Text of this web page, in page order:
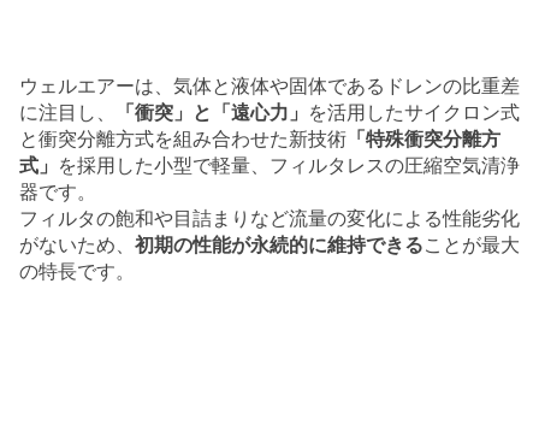
ウェルエアーは、気体と液体や固体であるドレンの比重差
に注目し、
「衝突」と「遠心力」 を活用したサイクロン式
と衝突分離方式を組み合わせた新技術 「特殊衝突分離方
式」 を採用した小型で軽量、フィルタレスの圧縮空気清浄
器です。
フィルタの飽和や目詰まりなど流量の変化による性能劣化
がないため、 初期の性能が永続的に維持できることが最大
の特長です。